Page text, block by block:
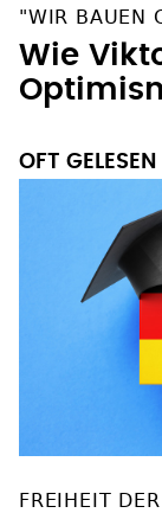
"WIR BAUEN
Wie
OFT GELESEN
FREIHEIT